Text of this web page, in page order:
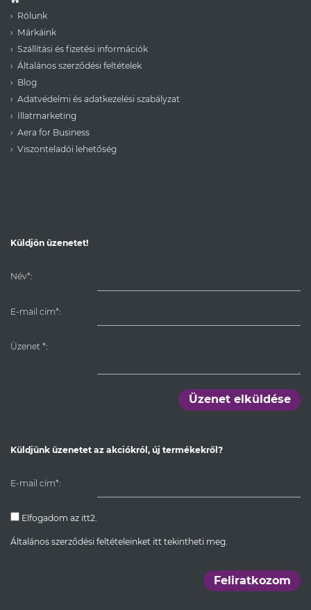
Rólunk
Márkáink
Szállítási és fizetési információk
Általános szerződési feltételek
Blog
Adatvédelmi és adatkezelési szabályzat
Illatmarketing
Aera for Business
Viszonteladói lehetőség
Küldjön üzenetet!
Név*:
E-mail cím*:
Üzenet *:
Üzenet elküldése
Küldjünk üzenetet az akciókról, új termékekről?
E-mail cím*:
Elfogadom az itt2.
Általános szerződési feltételeinket itt tekintheti meg.
Feliratkozom